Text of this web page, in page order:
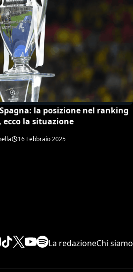
la posizione nel ranking
ecco la situazione
16 Febbraio 2025
La redazioneChi siamo